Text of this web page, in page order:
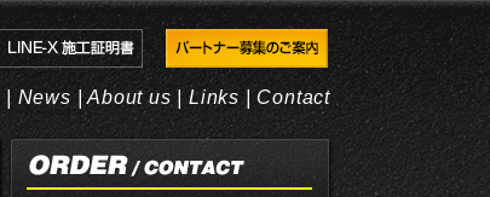
|News |About us | Links |Contact